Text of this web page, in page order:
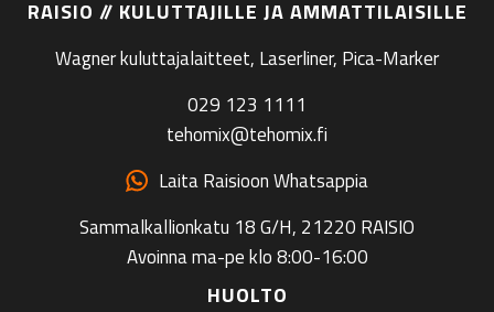
RAISIO // KULUTTAJILLE JA AMMATTILAISILLE
Wagner kuluttajalaitteet, Laserliner, Pica-Marker
029 123 1111
tehomix@tehomix.fi
Laita Raisioon Whatsappia
Sammalkallionkatu 18 G/H, 21220 RAISIO
Avoinna ma-pe klo 8:00-16:00
HUOLTO